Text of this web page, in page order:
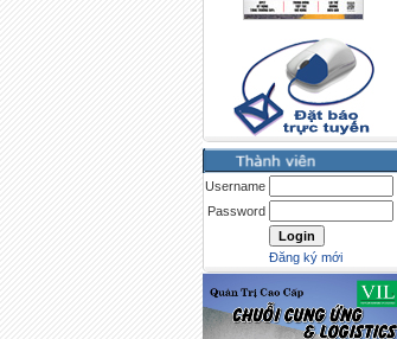
Username
Password
Đăng ký mới